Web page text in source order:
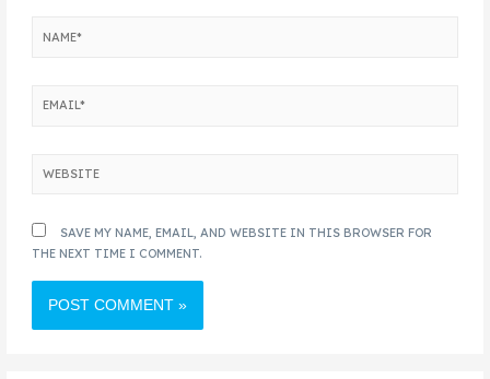
SAVE MY NAME, EMAIL, AND WEBSITE IN THIS BROWSER FOR
THE NEXT TIME I COMMENT.